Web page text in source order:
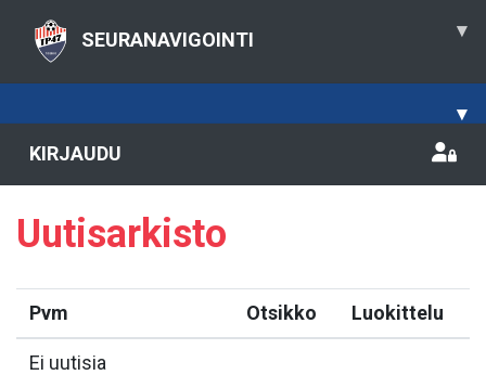
SEURANAVIGOINTI ▾
▾
KIRJAUDU
Uutisarkisto
Pvm Otsikko Luokittelu
Ei uutisia